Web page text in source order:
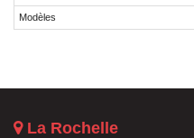
Modèles
La Rochelle